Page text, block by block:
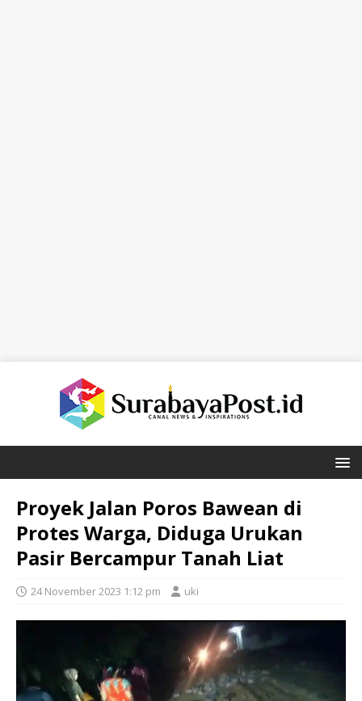
Proyek Jalan Poros Bawean di
Protes Warga, Diduga Urukan
Pasir Bercampur Tanah Liat
24 November 2023 1:12 pm uki